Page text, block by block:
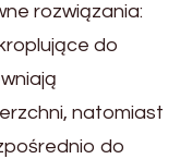
rozwiązania:
do
natomiast
do